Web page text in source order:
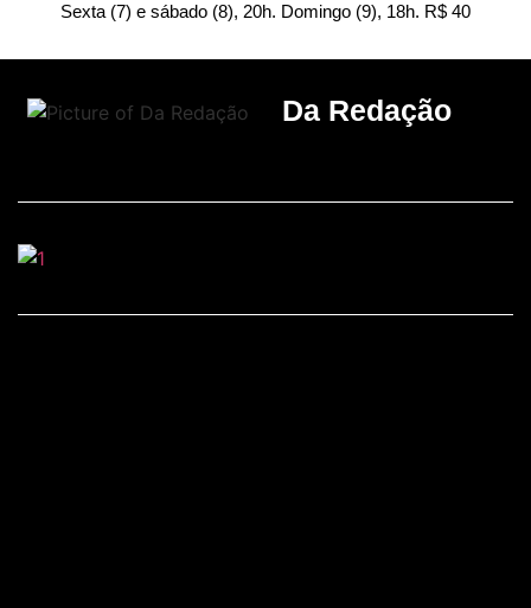
Sexta (7) e sábado (8), 20h. Domingo (9), 18h. R$ 40
Da Redação